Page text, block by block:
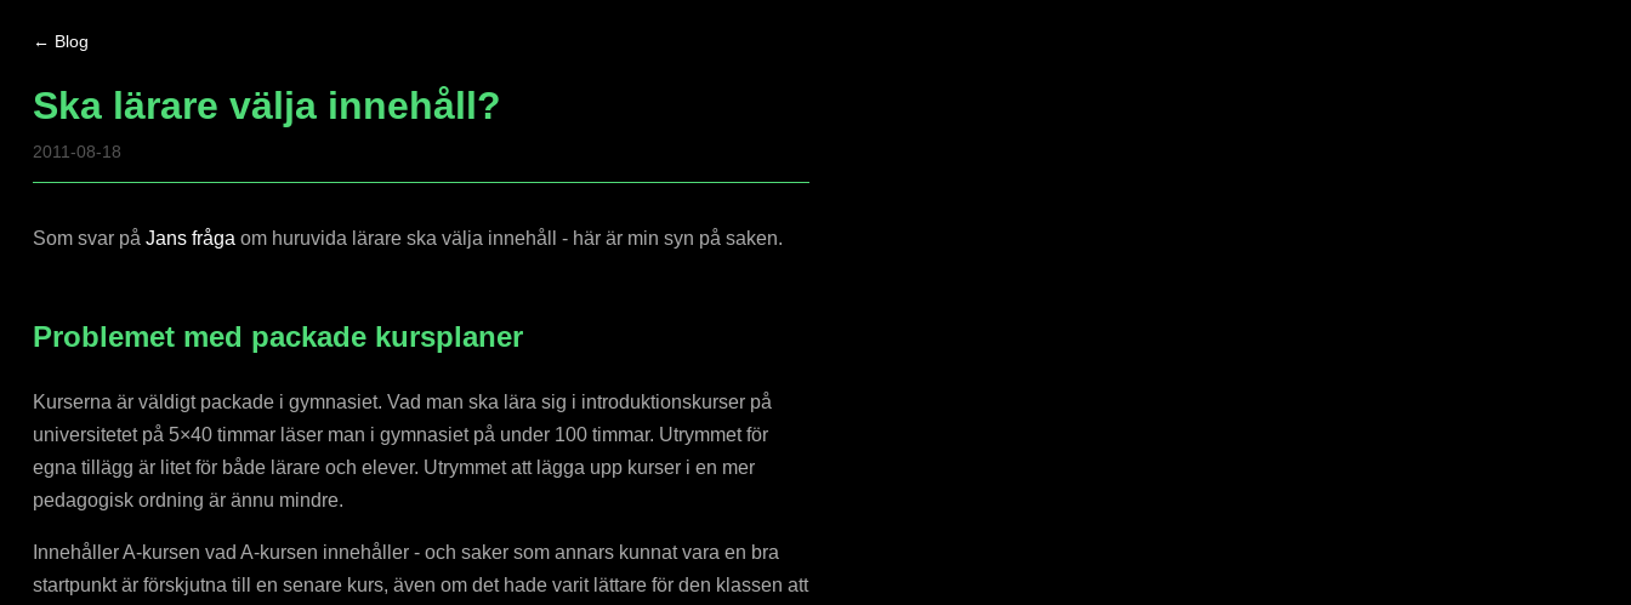
← Blog
Ska lärare välja innehåll?
2011-08-18
Som svar på Jans fråga om huruvida lärare ska välja innehåll - här är min syn på saken.
Problemet med packade kursplaner
Kurserna är väldigt packade i gymnasiet. Vad man ska lära sig i introduktionskurser på
universitetet på 5×40 timmar läser man i gymnasiet på under 100 timmar. Utrymmet för
egna tillägg är litet för både lärare och elever. Utrymmet att lägga upp kurser i en mer
pedagogisk ordning är ännu mindre.
Innehåller A-kursen vad A-kursen innehåller - och saker som annars kunnat vara en bra
startpunkt är förskjutna till en senare kurs, även om det hade varit lättare för den klassen att